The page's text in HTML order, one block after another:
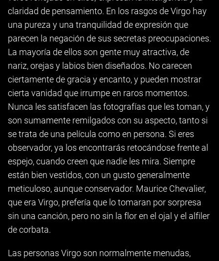
claridad de pensamiento. En los rasgos de Virgo hay
una pureza y una tranquilidad de expresión que
parecen la negación de sus secretas preocupaciones.
La mayoría de ellos son gente muy atractiva, de
nariz, orejas y labios bien diseñados. No carecen
ciertamente de gracia y encanto, y pueden mostrar
cierta vanidad que irrumpe en raros momentos.
Nunca les satisfacen las fotografías que les toman, y
son sumamente remilgados con su aspecto, tanto si
se trata de una película como en persona. Si eres
observador, ya los encontrarás retocándose frente al
espejo, cuando creen que nadie les mira. Siempre
están bien vestidos, con un gusto generalmente
meticuloso, aunque conservador. Maurice Chevalier,
que era Virgo, prefería que lo tomaran por sorpresa
sin una canción, pero no sin la flor en el ojal y el alfiler
de corbata.
Las personas Virgo son normalmente menudas,